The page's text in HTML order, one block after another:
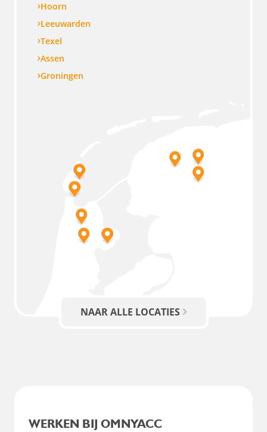
Hoorn
Leeuwarden
Texel
Assen
Groningen
NAAR ALLE LOCATIES
WERKEN BIJ OMNYACC